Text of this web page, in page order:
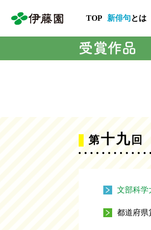
TOP 新俳句とは
第十九 回
文部科学
都道府県